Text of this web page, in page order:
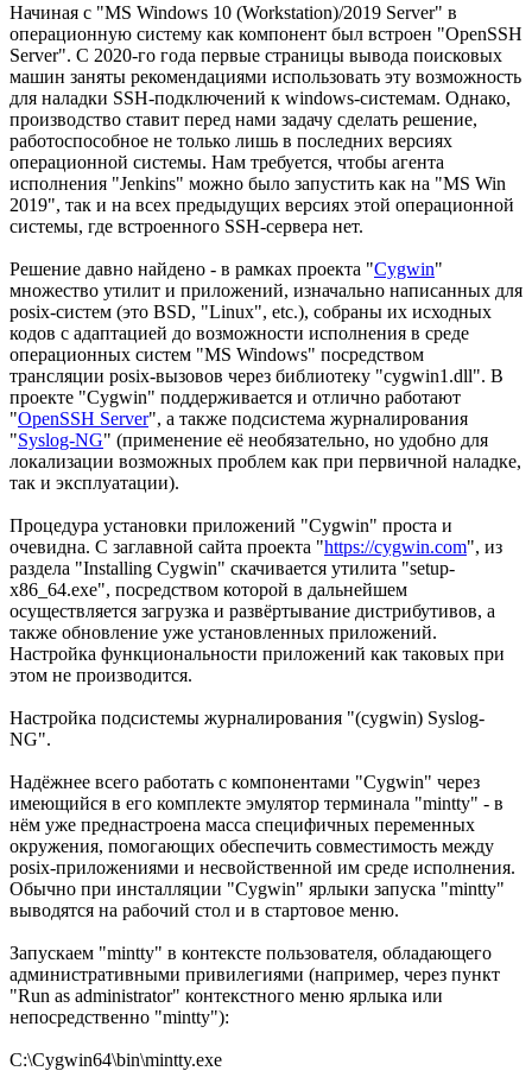
Начиная с "MS Windows 10 (Workstation)/2019 Server" в
операционную систему как компонент был встроен "OpenSSH
Server". С 2020-го года первые страницы вывода поисковых
машин заняты рекомендациями использовать эту возможность
для наладки SSH-подключений к windows-системам. Однако,
производство ставит перед нами задачу сделать решение,
работоспособное не только лишь в последних версиях
операционной системы. Нам требуется, чтобы агента
исполнения "Jenkins" можно было запустить как на "MS Win
2019", так и на всех предыдущих версиях этой операционной
системы, где встроенного SSH-сервера нет.
Решение давно найдено - в рамках проекта "Cygwin"
множество утилит и приложений, изначально написанных для
posix-систем (это BSD, "Linux", etc.), собраны их исходных
кодов с адаптацией до возможности исполнения в среде
операционных систем "MS Windows" посредством
трансляции posix-вызовов через библиотеку "cygwin1.dll". В
проекте "Cygwin" поддерживается и отлично работают
"OpenSSH Server", а также подсистема журналирования
"Syslog-NG" (применение её необязательно, но удобно для
локализации возможных проблем как при первичной наладке,
так и эксплуатации).
Процедура установки приложений "Cygwin" проста и
очевидна. С заглавной сайта проекта "https://cygwin.com", из
раздела "Installing Cygwin" скачивается утилита "setup-
x86_64.exe", посредством которой в дальнейшем
осуществляется загрузка и развёртывание дистрибутивов, а
также обновление уже установленных приложений.
Настройка функциональности приложений как таковых при
этом не производится.
Настройка подсистемы журналирования "(cygwin) Syslog-
NG".
Надёжнее всего работать с компонентами "Cygwin" через
имеющийся в его комплекте эмулятор терминала "mintty" - в
нём уже преднастроена масса специфичных переменных
окружения, помогающих обеспечить совместимость между
posix-приложениями и несвойственной им среде исполнения.
Обычно при инсталляции "Cygwin" ярлыки запуска "mintty"
выводятся на рабочий стол и в стартовое меню.
Запускаем "mintty" в контексте пользователя, обладающего
административными привилегиями (например, через пункт
"Run as administrator" контекстного меню ярлыка или
непосредственно "mintty"):
C:\Cygwin64\bin\mintty.exe